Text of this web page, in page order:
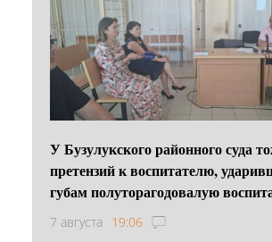
У Бузулукского районного суда
претензий к воспитателю,
губам полуторагодовалую
7 августа 19:06